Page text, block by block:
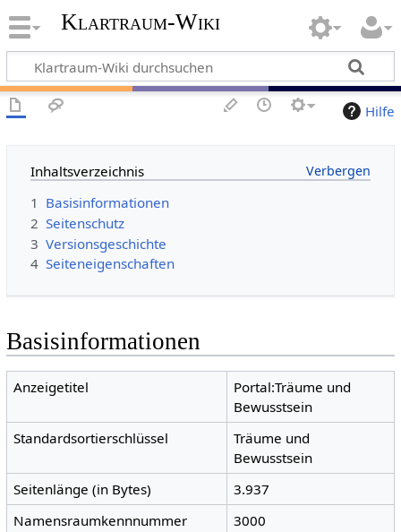
Klartraum-Wiki
Hilfe
Inhaltsverzeichnis
1 Basisinformationen
2 Seitenschutz
3 Versionsgeschichte
4 Seiteneigenschaften
Basisinformationen
Anzeigetitel
Portal:Träume und
Bewusstsein
Standardsortierschlüssel
Träume und
Bewusstsein
Seitenlänge (in Bytes)
3.937
Namensraumkennnummer
3000